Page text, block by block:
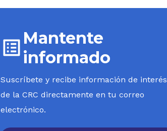
Mantente
informado
Suscríbete y recibe información de interés
de la CRC directamente en tu correo
electrónico.